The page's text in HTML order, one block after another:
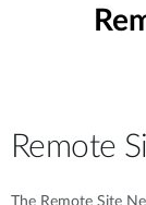
Remote
The Remote Site